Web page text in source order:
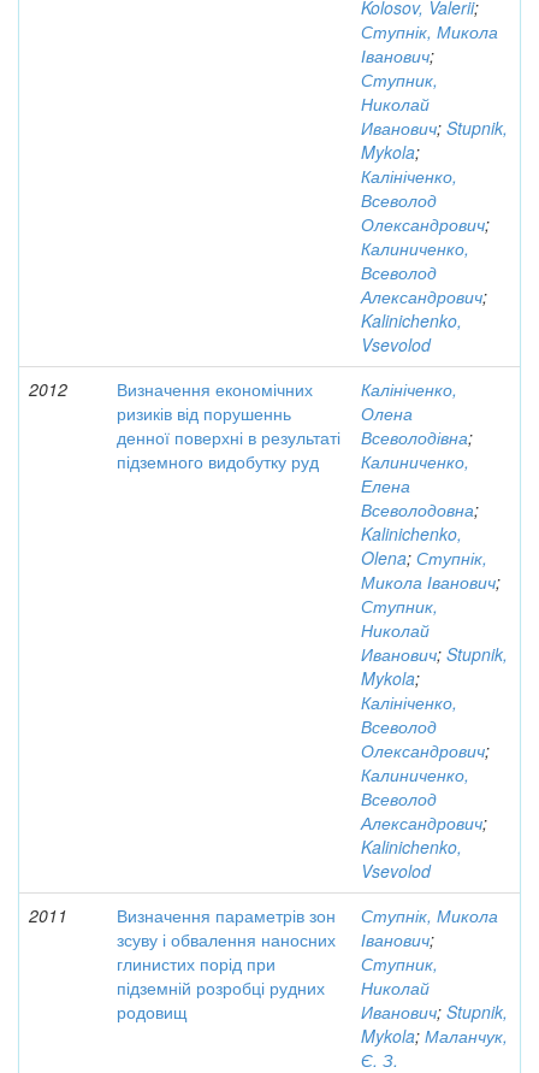
Kolosov, Valerii;
Ступнік, Микола
Іванович;
Ступник,
Николай
Иванович; Stupnik,
Mykola;
Калініченко,
Всеволод
Олександрович;
Калиниченко,
Всеволод
Александрович;
Kalinichenko,
Vsevolod
2012
Визначення економічних
ризиків від порушеннь
денної поверхні в результаті
підземного видобутку руд
Калініченко,
Олена
Всеволодівна;
Калиниченко,
Елена
Всеволодовна;
Kalinichenko,
Olena; Ступнік,
Микола Іванович;
Ступник,
Николай
Иванович; Stupnik,
Mykola;
Калініченко,
Всеволод
Олександрович;
Калиниченко,
Всеволод
Александрович;
Kalinichenko,
Vsevolod
2011
Визначення параметрів зон
зсуву і обвалення наносних
глинистих порід при
підземній розробці рудних
родовищ
Ступнік, Микола
Іванович;
Ступник,
Николай
Иванович; Stupnik,
Mykola; Маланчук,
Є. З.